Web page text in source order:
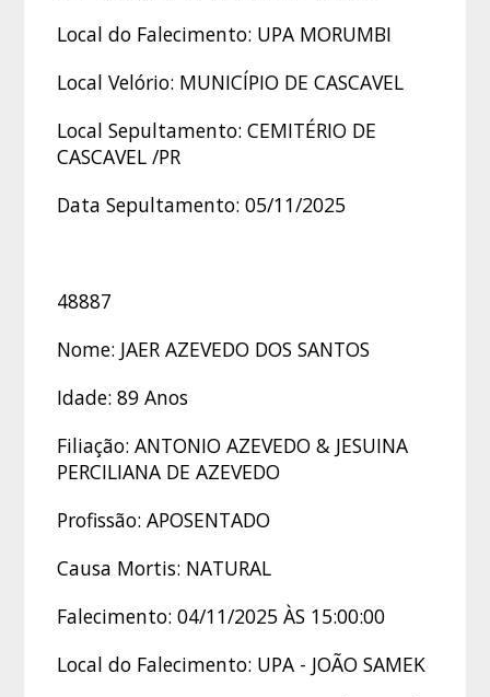
Local do Falecimento: UPA MORUMBI
Local Velório: MUNICÍPIO DE CASCAVEL
Local Sepultamento: CEMITÉRIO DE
CASCAVEL /PR
Data Sepultamento: 05/11/2025
48887
Nome: JAER AZEVEDO DOS SANTOS
Idade: 89 Anos
Filiação: ANTONIO AZEVEDO & JESUINA
PERCILIANA DE AZEVEDO
Profissão: APOSENTADO
Causa Mortis: NATURAL
Falecimento: 04/11/2025 ÀS 15:00:00
Local do Falecimento: UPA - JOÃO SAMEK